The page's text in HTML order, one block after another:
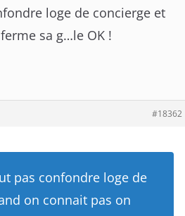
loge de concierge et
sa g…le OK !
#18362
pas confondre loge de
on connait pas on